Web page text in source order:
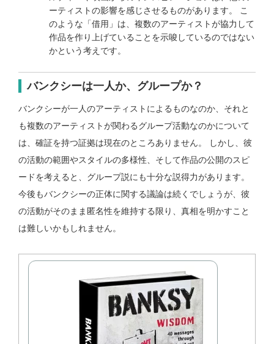
ーティストの影響を感じさせるものがあります。 こ
のような「借用」は、複数のアーティストが協力して
作品を作り上げていることを示唆しているのではない
かという考えです。
バンクシーは一人か、グループか？
バンクシーが一人のアーティストによるものなのか、それと
も複数のアーティストが関わるグループ活動なのかについて
は、確証を持つ証拠は現在のところありません。 しかし、彼
の活動の範囲やスタイルの多様性、そして作品の公開のスピ
ードを考えると、グループ説にも十分な説得力があります。
今後もバンクシーの正体に関する議論は続くでしょうが、彼
の活動がそのまま匿名性を維持する限り、真相を明かすこと
は難しいかもしれません。